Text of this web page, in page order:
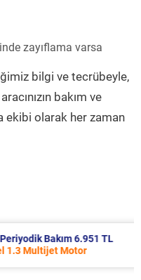
zayıflama varsa
bilgi ve tecrübeyle,
aracınızın bakım ve
ekibi olarak her zaman
6.951 TL
Motor